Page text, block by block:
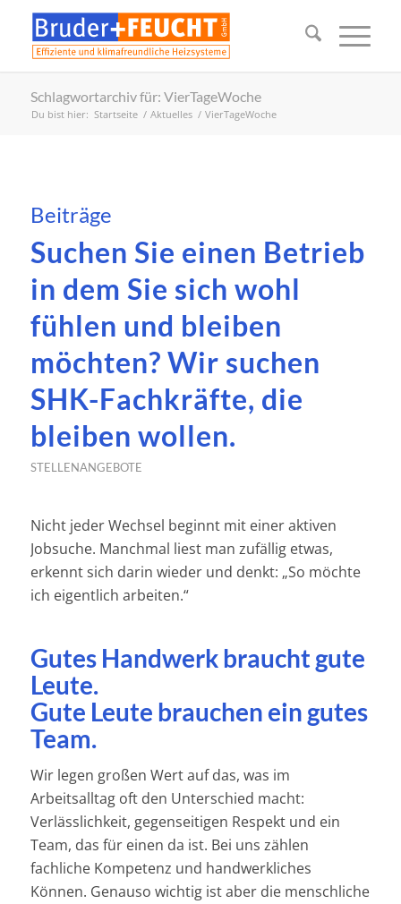
Schlagwortarchiv für: VierTageWoche
Du bist hier: Startseite / Aktuelles / VierTageWoche
Beiträge
Suchen Sie einen Betrieb
in dem Sie sich wohl
fühlen und bleiben
möchten? Wir suchen
SHK-Fachkräfte, die
bleiben wollen.
STELLENANGEBOTE
Nicht jeder Wechsel beginnt mit einer aktiven
Jobsuche. Manchmal liest man zufällig etwas,
erkennt sich darin wieder und denkt: „So möchte
ich eigentlich arbeiten.“
Gutes Handwerk braucht gute
Leute.
Gute Leute brauchen ein gutes
Team.
Wir legen großen Wert auf das, was im
Arbeitsalltag oft den Unterschied macht:
Verlässlichkeit, gegenseitigen Respekt und ein
Team, das für einen da ist. Bei uns zählen
fachliche Kompetenz und handwerkliches
Können. Genauso wichtig ist aber die menschliche